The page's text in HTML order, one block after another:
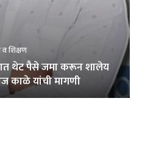
शिक्षण
थेट पैसे जमा करून शालेय
काळे यांची मागणी